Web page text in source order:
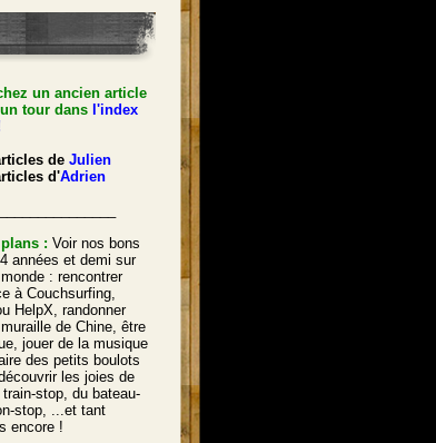
un ancien article
tour dans l'index
de Julien
d'Adrien
: Voir nos bons
années et demi sur
: rencontrer
à Couchsurfing,
HelpX, randonner
de Chine, être
jouer de la musique
des petits boulots
les joies de
train-stop, du bateau-
stop, ...et tant
encore !